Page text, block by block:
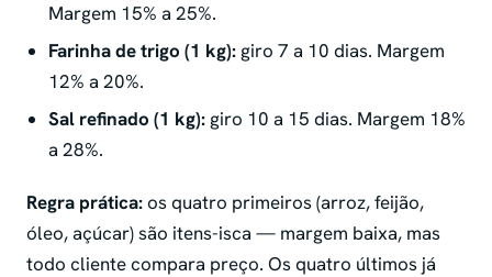
Margem 15% a 25%.
Farinha de trigo (1 kg): giro 7 a 10 dias. Margem
12% a 20%.
Sal refinado (1 kg): giro 10 a 15 dias. Margem 18%
a 28%.
Regra prática:os quatro primeiros (arroz, feijão,
óleo, açúcar) são itens-isca — margem baixa, mas
todo cliente compara preço. Os quatro últimos já